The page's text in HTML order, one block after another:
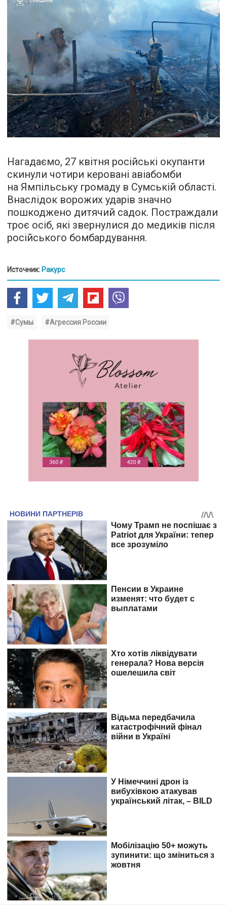
Нагадаємо, 27 квітня російські окупанти
скинули чотири керовані авіабомби
на Ямпільську громаду в Сумській області.
Внаслідок ворожих ударів значно
пошкоджено дитячий садок. Постраждали
троє осіб, які звернулися до медиків після
російського бомбардування.
Источник: Ракурс
#Сумы #Агрессия России